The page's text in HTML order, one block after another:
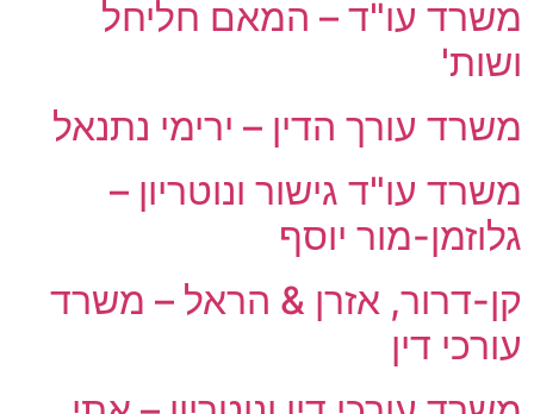
משרד עו"ד – המאם חליחל
ושות'
משרד עורך הדין – ירימי נתנאל
משרד עו"ד גישור ונוטריון –
גלוזמן-מור יוסף
קן-דרור, אזרן & הראל – משרד
עורכי דין